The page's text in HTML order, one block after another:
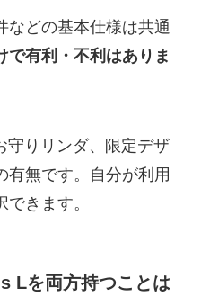
などの基本仕様は共通
で有利・不利はありま
守りリンダ、限定デザ
有無です。自分が利用
きます。
Lを両方持つことは